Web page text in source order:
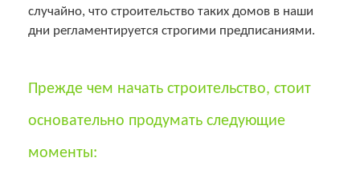
случайно, что строительство таких домов в наши
дни регламентируется строгими предписаниями.
Прежде чем начать строительство, стоит
основательно продумать следующие
моменты: